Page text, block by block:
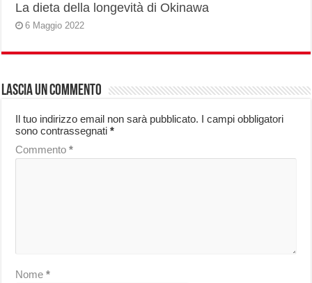
La dieta della longevità di Okinawa
6 Maggio 2022
Lascia un commento
Il tuo indirizzo email non sarà pubblicato. I campi obbligatori
sono contrassegnati*
Commento*
Nome*